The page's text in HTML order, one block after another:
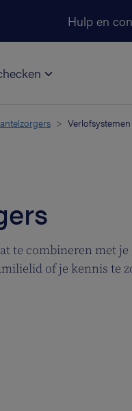
Hulp en
te combineren met
of je kennis te